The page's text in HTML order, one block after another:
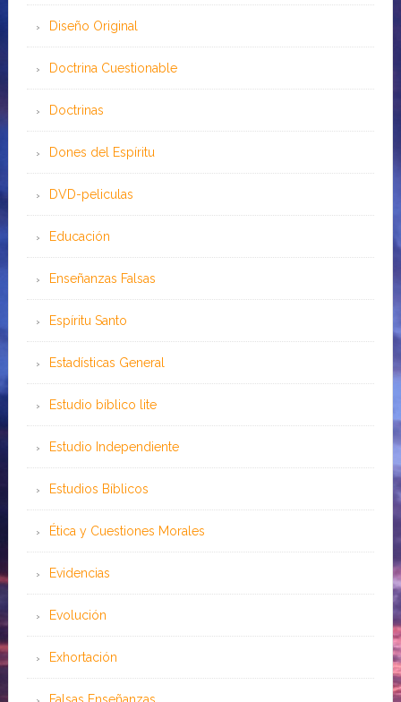
Diseño Original
Doctrina Cuestionable
Doctrinas
Dones del Espíritu
DVD-peliculas
Educación
Enseñanzas Falsas
Espíritu Santo
Estadísticas General
Estudio bíblico lite
Estudio Independiente
Estudios Bíblicos
Ética y Cuestiones Morales
Evidencias
Evolución
Exhortación